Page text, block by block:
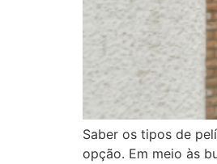
Saber os tipos de
opção. Em meio às